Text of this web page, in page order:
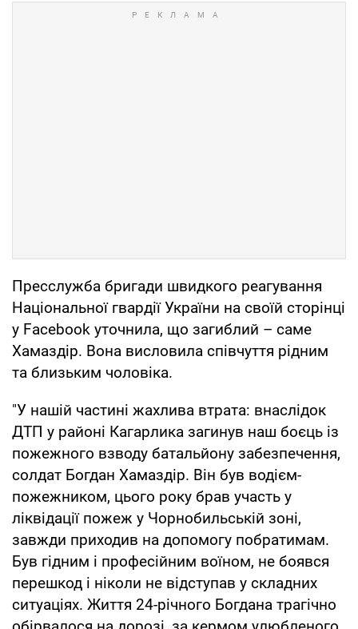
Пресслужба бригади швидкого реагування
Національної гвардії України на своїй сторінці
у Facebook уточнила, що загиблий – саме
Хамаздір. Вона висловила співчуття рідним
та близьким чоловіка.
"У нашій частині жахлива втрата: внаслідок
ДТП у районі Кагарлика загинув наш боєць із
пожежного взводу батальйону забезпечення,
солдат Богдан Хамаздір. Він був водієм-
пожежником, цього року брав участь у
ліквідації пожеж у Чорнобильській зоні,
завжди приходив на допомогу побратимам.
Був гідним і професійним воїном, не боявся
перешкод і ніколи не відступав у складних
ситуаціях. Життя 24-річного Богдана трагічно